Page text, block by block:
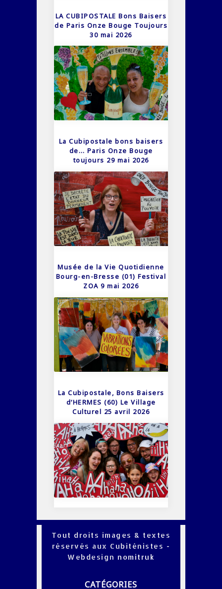
LA CUBIPOSTALE Bons Baisers
de Paris Onze Bouge Toujours
30 mai 2026
La Cubipostale bons baisers
de… Paris Onze Bouge
toujours 29 mai 2026
Musée de la Vie Quotidienne
Bourg-en-Bresse (01) Festival
ZOA 9 mai 2026
La Cubipostale, Bons Baisers
d’HERMES (60) Le Village
Culturel 25 avril 2026
Tout droits images & textes
réservés aux Cubiténistes -
Webdesign nomitruk
CATÉGORIES